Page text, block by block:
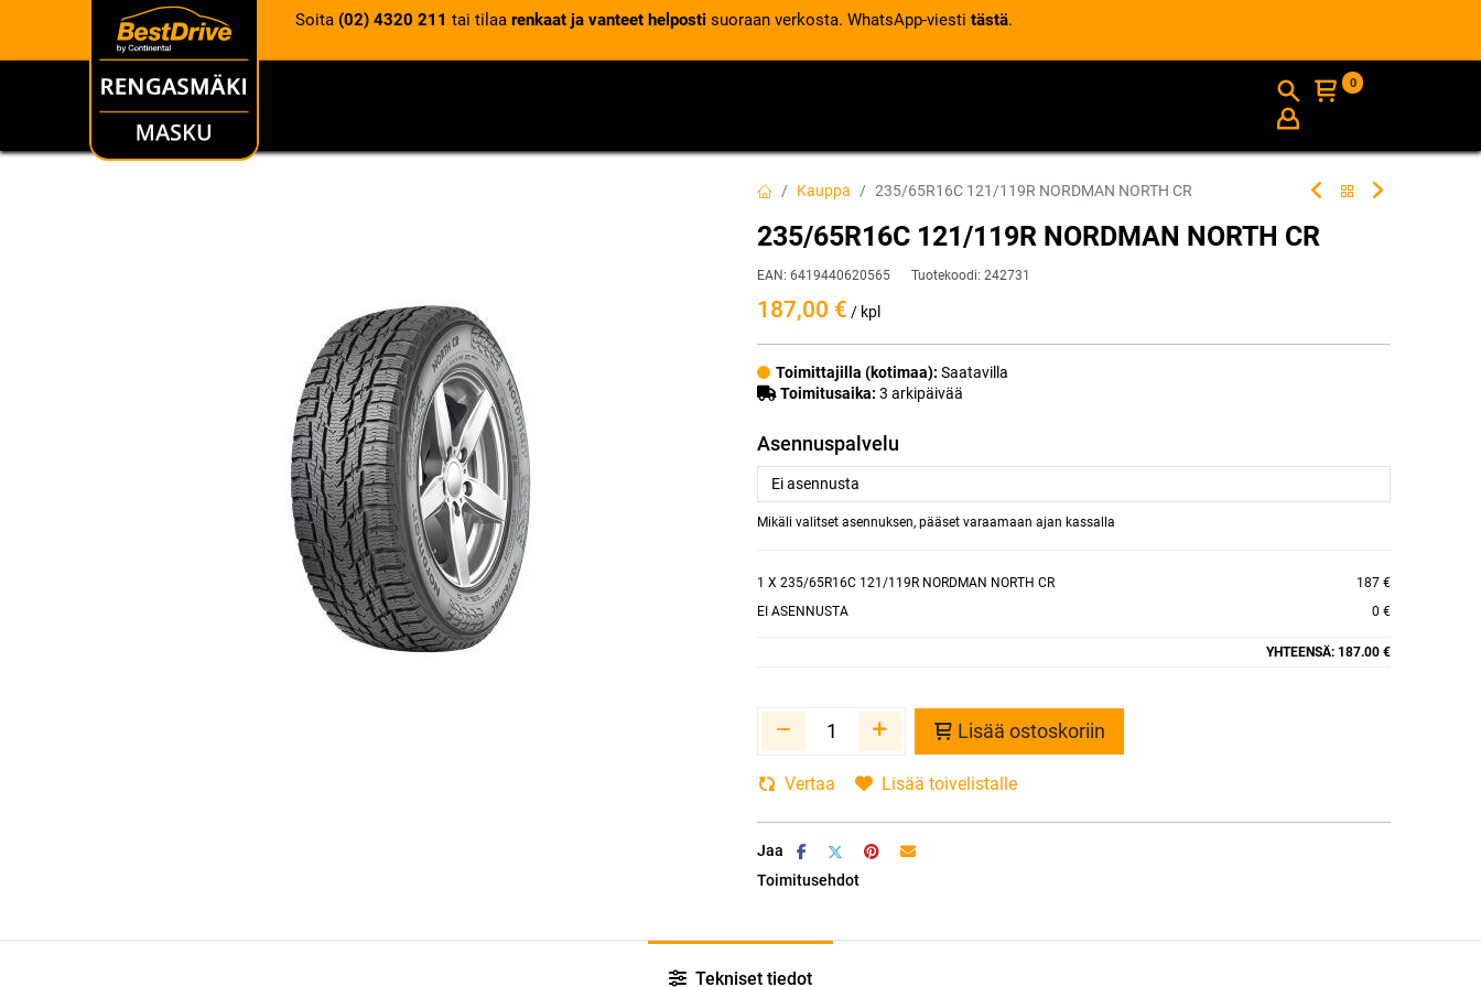
Soita (02) 4320 211 tai tilaa renkaat ja vanteet helposti suoraan verkosta. WhatsApp-viesti tästä.
RENKAAT INFO
0
Kauppa 235/65R16C 121/119R NORDMAN NORTH CR
235/65R16C 121/119R NORDMAN NORTH CR
EAN: 6419440620565 Tuotekoodi: 242731
187,00 € / kpl
Toimittajilla (kotimaa): Saatavilla
Toimitusaika: 3 arkipäivää
Asennuspalvelu
Mikäli valitset asennuksen, pääset varaamaan ajan kassalla
1 X 235/65R16C 121/119R NORDMAN NORTH CR
187 €
EI ASENNUSTA
0 €
YHTEENSÄ: 187.00 €
Lisää ostoskoriin
Vertaa Lisää toivelistalle
Jaa
Toimitusehdot
Tekniset tiedot